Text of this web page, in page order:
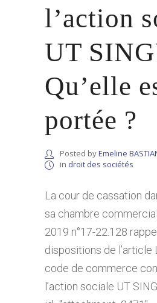
l’action
UT
Qu’elle
portée ?
Posted byEmeline
in droit des sociétés
La cour de cassation
sa chambre
2019 n°17-22.128
dispositions de l’article
code de commerce
l’action sociale UT